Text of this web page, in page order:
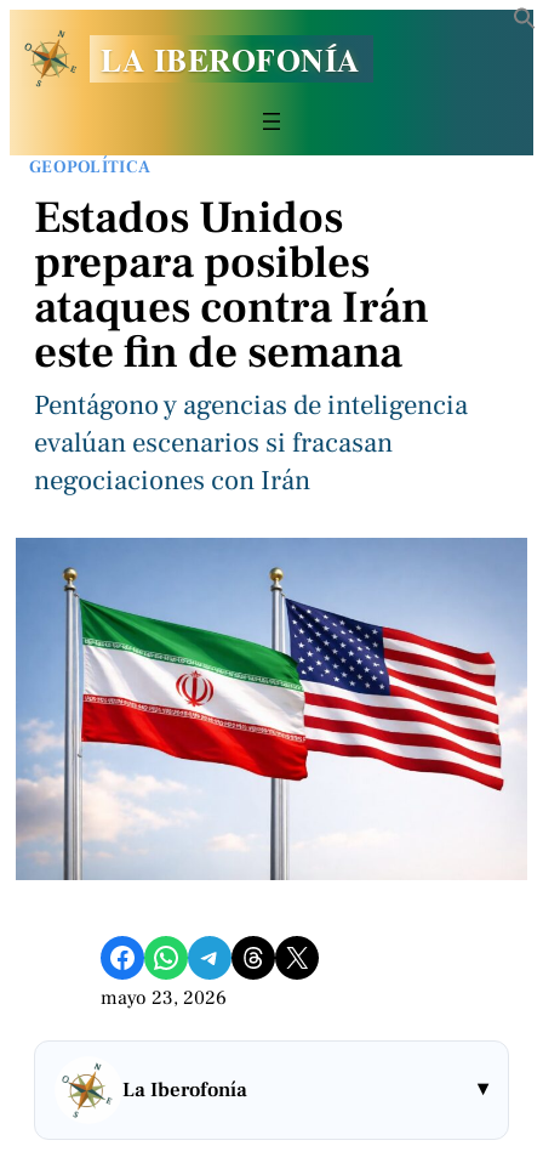
LA IBEROFONÍA
GEOPOLÍTICA
Estados Unidos
prepara posibles
ataques contra Irán
este fin de semana
Pentágono y agencias de inteligencia
evalúan escenarios si fracasan
negociaciones con Irán
Compartir en Facebook Compartir en WhatsApp Compartir en Telegram Share on Threads Compartir en X
mayo 23, 2026
La Iberofonía ▾